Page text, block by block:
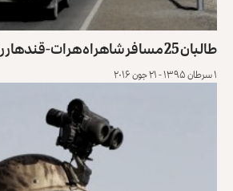
طالبان 25 مسافر شاهراه هرات-قندهار را ربودند
۱ سرطان ۱۳۹۵ - ۲۱ جون ۲۰۱۶